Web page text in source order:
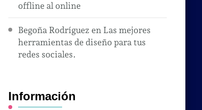
offline al online
Begoña Rodríguez en Las mejores
herramientas de diseño para tus
redes sociales.
Información